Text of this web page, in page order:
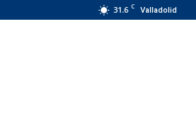
31.6 C Valladolid